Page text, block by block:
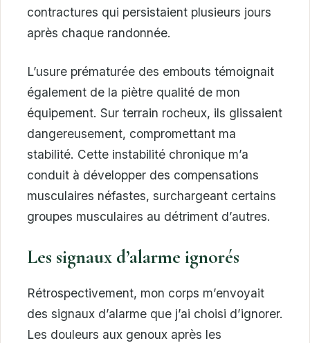
contractures qui persistaient plusieurs jours
après chaque randonnée.
L’usure prématurée des embouts témoignait
également de la piètre qualité de mon
équipement. Sur terrain rocheux, ils glissaient
dangereusement, compromettant ma
stabilité. Cette instabilité chronique m’a
conduit à développer des compensations
musculaires néfastes, surchargeant certains
groupes musculaires au détriment d’autres.
Les signaux d’alarme ignorés
Rétrospectivement, mon corps m’envoyait
des signaux d’alarme que j’ai choisi d’ignorer.
Les douleurs aux genoux après les